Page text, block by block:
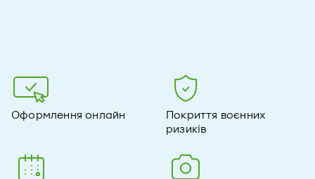
Оформлення онлайн
Покриття воєнних
ризиків